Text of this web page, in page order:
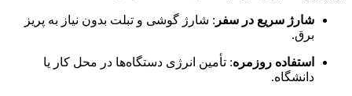
شارژ سریع در سفر : شارژ گوشی و تبلت بدون نیاز به پریز
برق.
استفاده روزمره: تأمین انرژی دستگاه‌ها در محل کار یا
دانشگاه.